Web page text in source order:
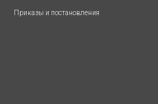
Приказы и постановления